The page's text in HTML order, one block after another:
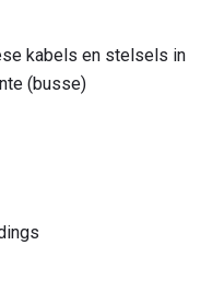
kabels en stelsels in
(busse)